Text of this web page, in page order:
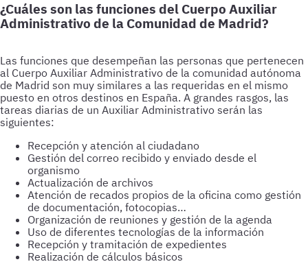
¿Cuáles son las funciones del Cuerpo Auxiliar
Administrativo de la Comunidad de Madrid?
Las funciones que desempeñan las personas que pertenecen
al Cuerpo Auxiliar Administrativo de la comunidad autónoma
de Madrid son muy similares a las requeridas en el mismo
puesto en otros destinos en España. A grandes rasgos, las
tareas diarias de un Auxiliar Administrativo serán las
siguientes:
Recepción y atención al ciudadano
Gestión del correo recibido y enviado desde el
organismo
Actualización de archivos
Atención de recados propios de la oficina como gestión
de documentación, fotocopias…
Organización de reuniones y gestión de la agenda
Uso de diferentes tecnologías de la información
Recepción y tramitación de expedientes
Realización de cálculos básicos